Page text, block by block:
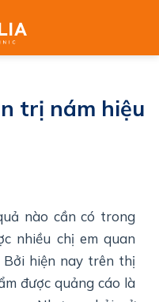
trị nám hiệu
nào cần có trong
nhiều chị em quan
Bởi hiện nay trên thị
được quảng cáo là